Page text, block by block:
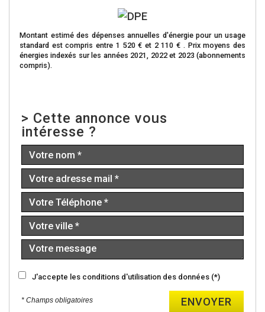
Montant estimé des dépenses annuelles d'énergie pour un usage
standard est compris entre 1 520 € et 2 110 € . Prix moyens des
énergies indexés sur les années 2021, 2022 et 2023 (abonnements
compris).
> Cette annonce vous
intéresse ?
J'accepte les conditions d'utilisation des données (*)
* Champs obligatoires ENVOYER